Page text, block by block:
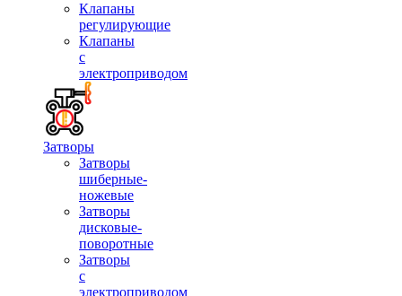
Клапаны
регулирующие
Клапаны
с
электроприводом
Затворы
Затворы
шиберные-
ножевые
Затворы
дисковые-
поворотные
Затворы
с
электроприводом